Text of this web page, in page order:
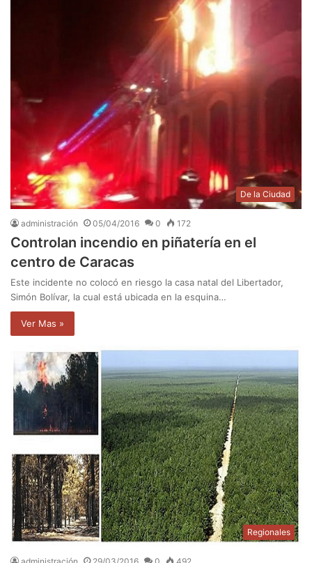
De la Ciudad
administración 05/04/2016 0 172
Controlan incendio en piñatería en el
centro de Caracas
Este incidente no colocó en riesgo la casa natal del Libertador,
Simón Bolívar, la cual está ubicada en la esquina…
Ver Mas »
Regionales